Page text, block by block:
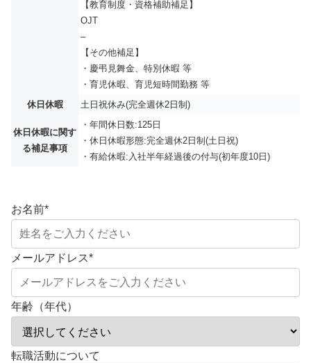
【教育制度・資格補助補足】
OJT
–
【その他補足】
・慶弔見舞金、特別休暇 等
・育児休暇、育児短時間勤務 等
休日休暇
土日祝休み(完全週休2日制)
休日休暇に関す
る補足事項
・年間休日数:125日
・休日休暇形態:完全週休2日制(土日祝)
・有給休暇:入社半年経過後の付与(初年度10日)
お名前*
メールアドレス*
年齢（年代）
転職活動について